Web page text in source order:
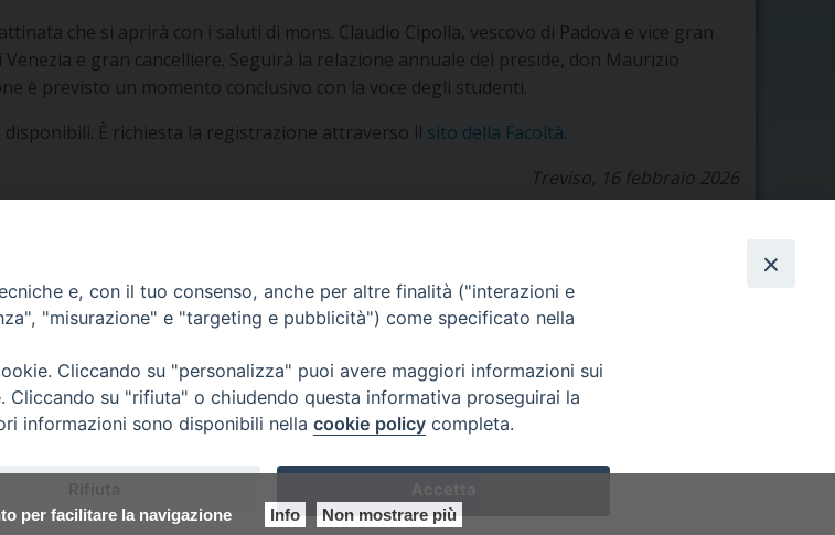
per facilitare la navigazione Info Non mostrare più
che si aprirà con i saluti di mons. Claudio Cipolla, vescovo di Padova e vice gran
e gran cancelliere. Seguirà la relazione annuale del preside, don Maurizio
è previsto un momento conclusivo con la voce degli studenti.
È richiesta la registrazione attraverso il sito della Facoltà.
Treviso, 16 febbraio 2026
e, con il tuo consenso, anche per altre finalità ("interazioni e
"misurazione" e "targeting e pubblicità") come specificato nella
Cliccando su "personalizza" puoi avere maggiori informazioni sui
su "rifiuta" o chiudendo questa informativa proseguirai la
informazioni sono disponibili nella cookie policy completa.